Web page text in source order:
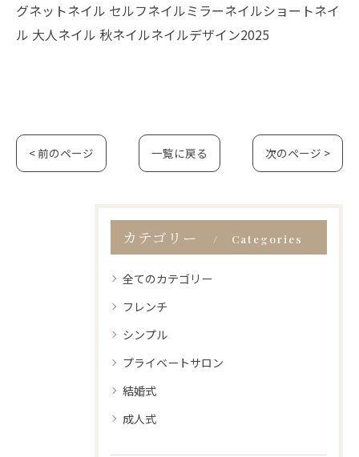
グネットネイル セルフネイルミラーネイルショートネイ
ル 大人ネイル 秋ネイルネイルデザイン2025
< 前のページ 一覧に戻る 次のページ >
カテゴリー Categories
全てのカテゴリー
フレンチ
シンプル
プライベートサロン
結婚式
成人式